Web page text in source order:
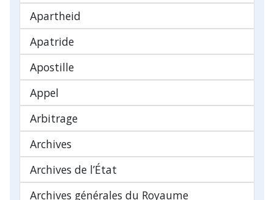
Apartheid
Apatride
Apostille
Appel
Arbitrage
Archives
Archives de l’État
Archives générales du Royaume